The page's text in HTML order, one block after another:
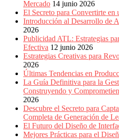
Mercado 14 junio 2026
El Secreto para Convertirte en
Introducción al Desarrollo de
2026
Publicidad ATL: Estrategias
Efectiva 12 junio 2026
Estrategias Creativas para
2026
Últimas Tendencias en
La Guía Definitiva para la
Construyendo y
2026
Descubre el Secreto para
Completa de Generación de
El Futuro del Diseño de
Mejores Prácticas para el